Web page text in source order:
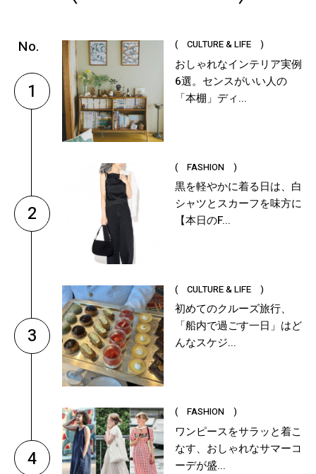
1
( CULTURE & LIFE )
おしゃれなインテリア実例
6選。センスがいい人の
「本棚」ディ...
2
( FASHION )
黒を軽やかに着る日は、白
シャツとスカーフを味方に
【本日のF...
3
( CULTURE & LIFE )
初めてのクルーズ旅行、
「船内で過ごす一日」はど
んなスケジ...
4
( FASHION )
ワンピースをサラッと着こ
なす、おしゃれなサマーコ
ーデが盛...